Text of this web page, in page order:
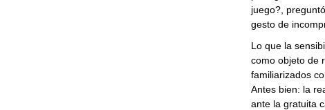
juego?,
gesto de
Lo que la
como objeto de
familiarizados
Antes bien: la
ante la gratuita